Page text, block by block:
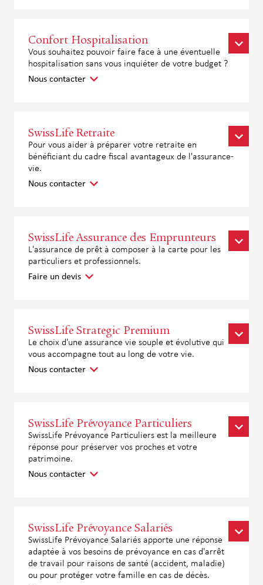
Confort Hospitalisation
Vous souhaitez pouvoir faire face à une éventuelle
hospitalisation sans vous inquiéter de votre budget ?
Nous contacter
SwissLife Retraite
Pour vous aider à préparer votre retraite en
bénéficiant du cadre fiscal avantageux de l'assurance-
vie.
Nous contacter
SwissLife Assurance des Emprunteurs
L'assurance de prêt à composer à la carte pour les
particuliers et professionnels.
Faire un devis
SwissLife Strategic Premium
Le choix d'une assurance vie souple et évolutive qui
vous accompagne tout au long de votre vie.
Nous contacter
SwissLife Prévoyance Particuliers
SwissLife Prévoyance Particuliers est la meilleure
réponse pour préserver vos proches et votre
patrimoine.
Nous contacter
SwissLife Prévoyance Salariés
SwissLife Prévoyance Salariés apporte une réponse
adaptée à vos besoins de prévoyance en cas d'arrêt
de travail pour raisons de santé (accident, maladie)
ou pour protéger votre famille en cas de décès.